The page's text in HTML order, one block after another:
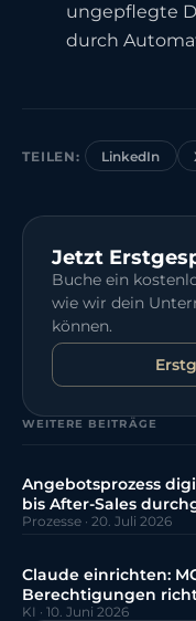
ungepflegte
durch
TEILEN: LinkedIn
Jetzt
Buche ein
wie wir dein
können.
WEITERE BEITRÄGE
Angebotsprozess
bis After-Sales
Prozesse · 20. Juli 2026
Claude einrichten:
Berechtigungen
KI · 10. Juni 2026